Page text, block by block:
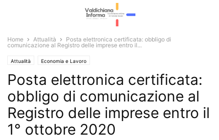
Home Attualità
Posta elettronica certificata: obbligo di
comunicazione al Registro delle imprese entro il...
Attualità Economia e Lavoro
Posta elettronica certificata:
obbligo di comunicazione al
Registro delle imprese entro il
1° ottobre 2020